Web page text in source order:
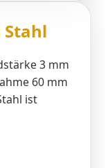
3 mm
60 mm
ist